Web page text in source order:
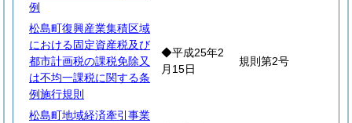
例
松島町復興産業集積区域
における固定資産税及び
都市計画税の課税免除又
は不均一課税に関する条
例施行規則
◆平成25年2
月15日
規則第2号
松島町地域経済牽引事業